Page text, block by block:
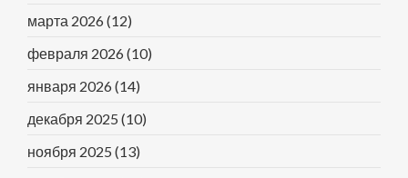
марта 2026 (12)
февраля 2026 (10)
января 2026 (14)
декабря 2025 (10)
ноября 2025 (13)